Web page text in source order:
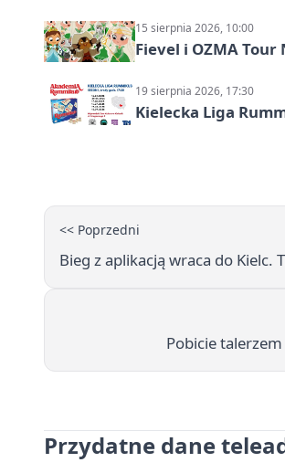
15 sierpnia 2026, 10:00
Fievel i OZMA
19 sierpnia 2026, 17:30
Kielecka Liga
<< Poprzedni
Bieg z aplikacją wraca do Kielc.
Pobicie
Przydatne dane